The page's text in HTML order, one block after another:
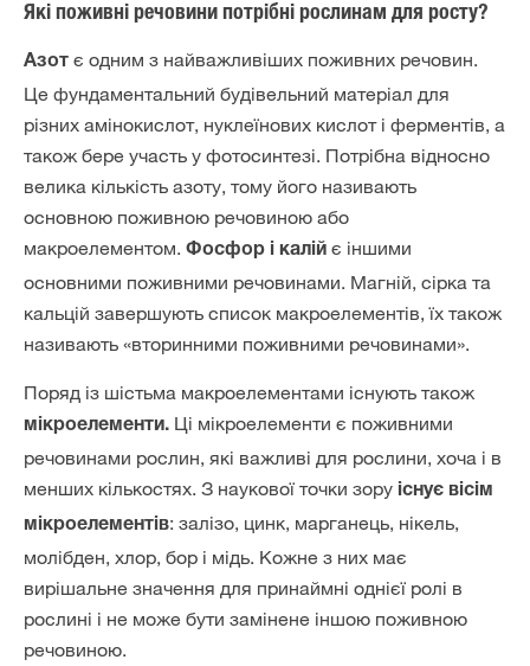
Які поживні речовини потрібні рослинам для росту?
Азот є одним з найважливіших поживних речовин.
Це фундаментальний будівельний матеріал для
різних амінокислот, нуклеїнових кислот і ферментів, а
також бере участь у фотосинтезі. Потрібна відносно
велика кількість азоту, тому його називають
основною поживною речовиною або
макроелементом. Фосфор і калій є іншими
основними поживними речовинами. Магній, сірка та
кальцій завершують список макроелементів, їх також
називають «вторинними поживними речовинами».
Поряд із шістьма макроелементами існують також
мікроелементи. Ці мікроелементи є поживними
речовинами рослин, які важливі для рослини, хоча і в
менших кількостях. З наукової точки зору існує вісім
мікроелементів: залізо, цинк, марганець, нікель,
молібден, хлор, бор і мідь. Кожне з них має
вирішальне значення для принаймні однієї ролі в
рослині і не може бути замінене іншою поживною
речовиною.